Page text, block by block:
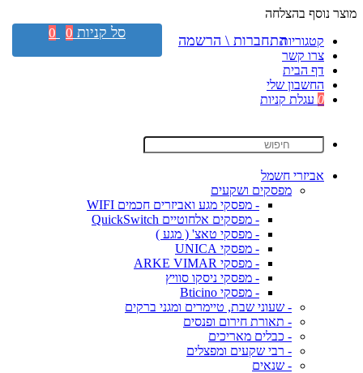
מוצר נוסף בהצלחה
קטגוריות
צרו קשר
דף הבית
החשבון שלי
0 עגלת קניות
אביזרי חשמל
מפסקים ושקעים
- מפסקי מגע ואביזרים חכמים WIFI
- מפסקים אלחוטיים QuickSwitch
- מפסקי טאצ' ( מגע )
- מפסקי UNICA
- מפסקי ARKE VIMAR
- מפסקי ניסקו סוויץ
- מפסקי Bticino
- שעוני שבת, טיימרים ומגני ברקים
- תאורת חירום ופנסים
- כבלים מאריכים
- רבי שקעים ומפצלים
- שנאים
התחברות \ הרשמה סל קניות 0
0